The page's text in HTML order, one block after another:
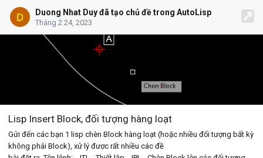
Duong Nhat Duy đã tạo chủ đề trong AutoLisp
Tháng 2 24, 2023
Lisp Insert Block, đối tượng hàng loạt
Gửi đến các bạn 1 lisp chèn Block hàng loạt (hoặc nhiều đối tượng bất kỳ
không phải Block), xử lý được rất nhiều các đề